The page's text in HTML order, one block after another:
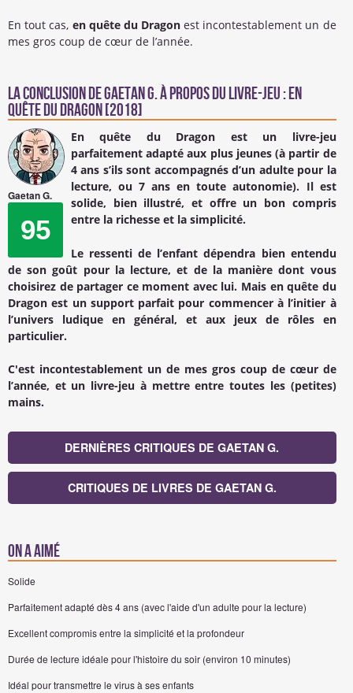
En tout cas, en quête du Dragon est incontestablement un de
mes gros coup de cœur de l’année.
La conclusion deGaetan G.à propos du Livre-jeu : En
quête du Dragon [2018]
Gaetan G.
95
En quête du Dragon est un livre-jeu
parfaitement adapté aux plus jeunes (à partir de
4 ans s’ils sont accompagnés d’un adulte pour la
lecture, ou 7 ans en toute autonomie). Il est
solide, bien illustré, et offre un bon compris
entre la richesse et la simplicité.
Le ressenti de l’enfant dépendra bien entendu
de son goût pour la lecture, et de la manière dont vous
choisirez de partager ce moment avec lui. Mais en quête du
Dragon est un support parfait pour commencer à l’initier à
l’univers ludique en général, et aux jeux de rôles en
particulier.
C'est incontestablement un de mes gros coup de cœur de
l’année, et un livre-jeu à mettre entre toutes les (petites)
mains.
DERNIÈRES CRITIQUES DE GAETAN G.
CRITIQUES DE LIVRES DE GAETAN G.
On a aimé
Solide
Parfaitement adapté dès 4 ans (avec l'aide d'un adulte pour la lecture)
Excellent compromis entre la simplicité et la profondeur
Durée de lecture idéale pour l'histoire du soir (environ 10 minutes)
Idéal pour transmettre le virus à ses enfants